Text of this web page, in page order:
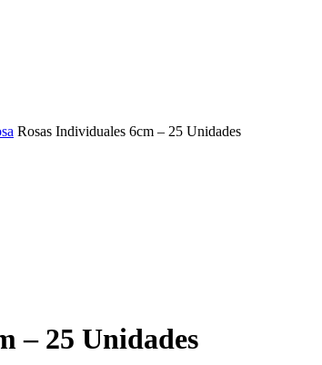
Rosas Individuales 6cm – 25 Unidades
– 25 Unidades